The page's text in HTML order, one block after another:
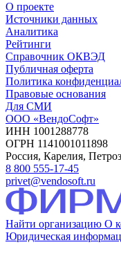
О проекте
Источники данных
Аналитика
Рейтинги
Справочник ОКВЭД
Публичная оферта
Политика
Правовые основания
Для СМИ
ООО «ВендоСофт»
ИНН 1001288778
ОГРН 1141001011898
Россия, Карелия,
8 800 555-17-45
privet@vendosoft.ru
Найти организацию О
Юридическая